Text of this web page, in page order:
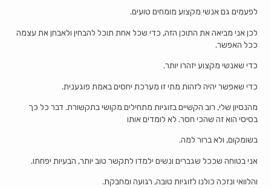
לפעמים גם אנשי מקצוע מומחים טועים.
לכן אני מביאה את התוכן הזה, כדי שכל אחת תוכל להבחין ולאבחן את עצמה
ככל האפשר.
כדי שאנשי מקצוע יזהרו יותר.
כדי שאפשר יהיה לזהות מתי זו מערכת יחסים באמת פוגענית.
מהנסיון שלי, רוב הקשיים בזוגיות מתחילים מקושי בתקשורת. דבר כל כך
בסיסי הוא זה שהכי חסר. לא לומדים אותו
בשומקום, ולא ברור למה.
אני בטוחה שככל שגברים ונשים ילמדו לתקשר טוב יותר, הבעיות יפחתו.
והלוואי ונזכה כולנו לזוגיות טובה, רגועה ומחבקת.